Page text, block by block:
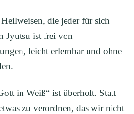
die jeder für sich
Jyutsu ist frei von
leicht erlernbar und ohne
in Weiß“ ist überholt. Statt
zu verordnen, das wir nicht